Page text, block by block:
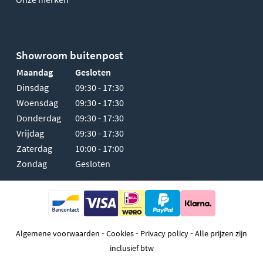
Showroom buitenpost
Maandag
Gesloten
Dinsdag
09:30 - 17:30
Woensdag
09:30 - 17:30
Donderdag
09:30 - 17:30
Vrijdag
09:30 - 17:30
Zaterdag
10:00 - 17:00
Zondag
Gesloten
Algemene voorwaarden -Cookies- Privacy policy-Alle prijzen zijn
inclusief btw